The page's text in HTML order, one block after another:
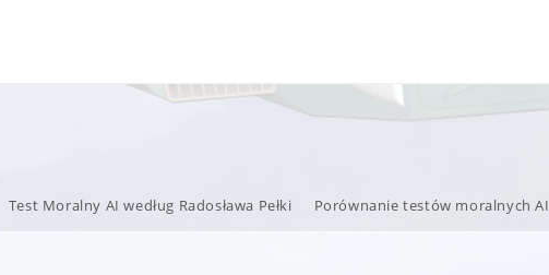
Test Moralny AI według Radosława Pełki Porównanie testów moralnych AI